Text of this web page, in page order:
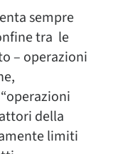
sempre
tra le
– operazioni
della
limiti